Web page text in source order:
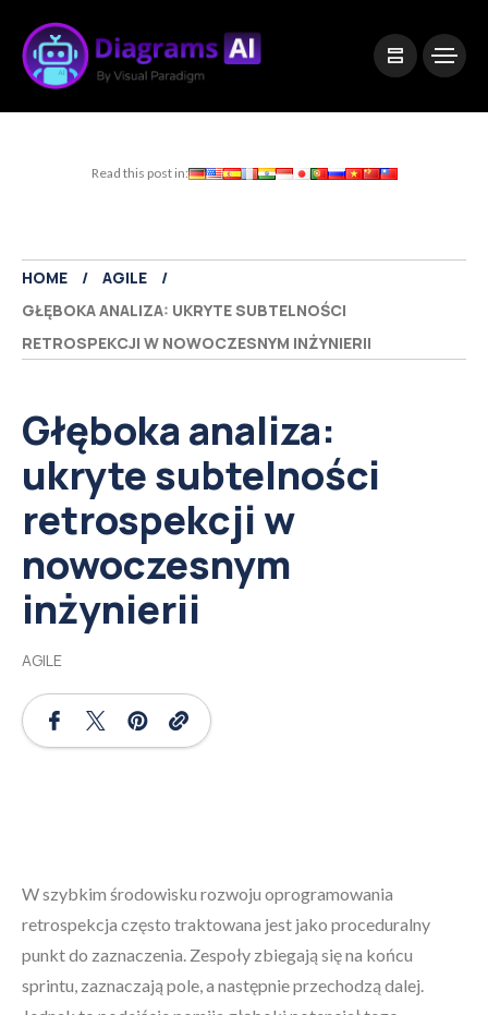
Read this post in:
HOME
AGILE
GŁĘBOKA ANALIZA: UKRYTE SUBTELNOŚCI
RETROSPEKCJI W NOWOCZESNYM INŻYNIERII
Głęboka analiza:
ukryte subtelności
retrospekcji w
nowoczesnym
inżynierii
AGILE
W szybkim środowisku rozwoju oprogramowania
retrospekcja często traktowana jest jako proceduralny
punkt do zaznaczenia. Zespoły zbiegają się na końcu
sprintu, zaznaczają pole, a następnie przechodzą dalej.